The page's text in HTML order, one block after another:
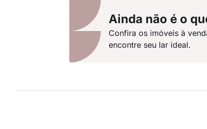
Ainda não é o
Confira os imóveis à
encontre seu lar ideal.